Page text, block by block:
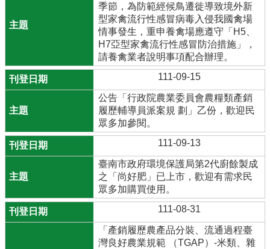
季節，為防範經候鳥遷徙導致境外新
型家禽流行性感冒病毒入侵我國禽場
情事發生，重申養禽場應遵守「H5、
H7亞型家禽流行性感冒防治措施」，
請養禽業者說明事項配合辦理。
111-09-15
公告「行政院農業委員會農糧類產銷
履歷輔導員派案規 劃」乙份，歡迎民
眾多加參閱。
111-09-13
臺南市政府環境保護局第2代廚餘製成
之「尚好肥」已上市，歡迎有需求民
眾多加購買使用。
111-08-31
「產銷履歷農產品分裝、流通過程臺
灣良好農業規範 （TGAP）-米類、雜